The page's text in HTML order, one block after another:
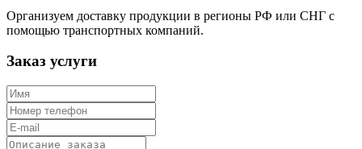
Организуем доставку продукции в регионы РФ или СНГ с
помощью транспортных компаний.
Заказ услуги